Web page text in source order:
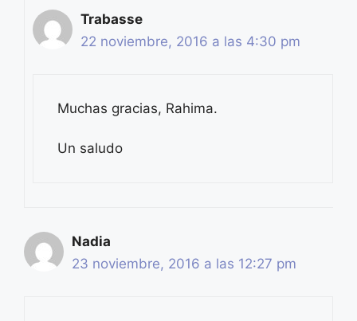
Trabasse
22 noviembre, 2016 a las 4:30 pm
Muchas gracias, Rahima.
Un saludo
Nadia
23 noviembre, 2016 a las 12:27 pm